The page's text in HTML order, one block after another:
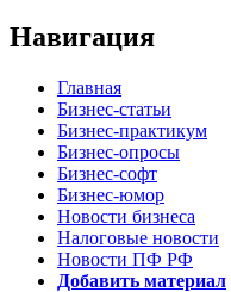
Навигация
Главная
Бизнес-статьи
Бизнес-практикум
Бизнес-опросы
Бизнес-софт
Бизнес-юмор
Новости бизнеса
Налоговые новости
Новости ПФ РФ
Добавить материал